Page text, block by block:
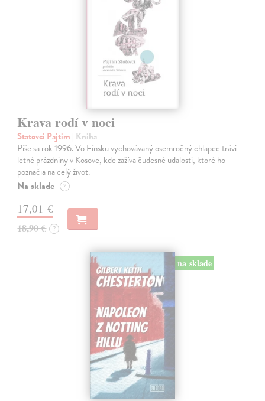
Krava rodí v noci
Statovci Pajtim | Kniha
Píše sa rok 1996. Vo Fínsku vychovávaný osemročný chlapec trávi
letné prázdniny v Kosove, kde zažíva čudesné udalosti, ktoré ho
poznačia na celý život.
Na sklade ?
17,01 €
18,90 € ?
na sklade